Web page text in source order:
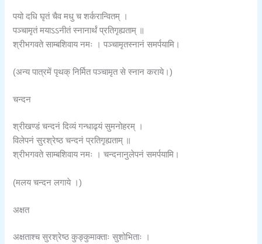
पयो दधि घृतं चैव मधु च शर्करान्वितम् ।
पञ्चामृतं मयाऽऽनीतं स्नानार्थं प्रतिगृह्यताम् ॥
श्रीभगवते साम्बशिवाय नमः । पञ्चामृतस्नानं समर्पयामि।
(अन्य पात्रमें पृथक् निर्मित पञ्चामृत से स्नान कराये।)
चन्दन
श्रीखण्डं चन्दनं दिव्यं गन्धाढ्यं सुमनोहरम् ।
विलेपनं सुरश्रेष्ठ चन्दनं प्रतिगृह्यताम् ॥
श्रीभगवते साम्बशिवाय नमः । चन्दनानुलेपनं समर्पयामि।
(मलय चन्दन लगाये ।)
अक्षत
अक्षताश्च सुरश्रेष्ठ कुङ्कुमाक्ताः सुशोभिताः ।